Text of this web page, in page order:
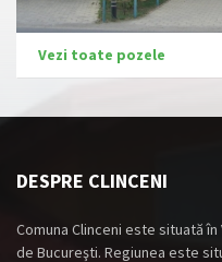
Vezi toate pozele
DESPRE CLINCENI
Comuna Clinceni este situată
de Bucureşti. Regiunea este